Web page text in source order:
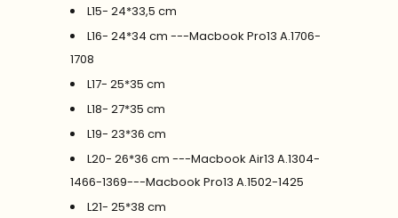
L15- 24*33,5 cm
L16- 24*34 cm ---Macbook Pro13 A.1706-
1708
L17- 25*35 cm
L18- 27*35 cm
L19- 23*36 cm
L20- 26*36 cm ---Macbook Air13 A.1304-
1466-1369---Macbook Pro13 A.1502-1425
L21- 25*38 cm